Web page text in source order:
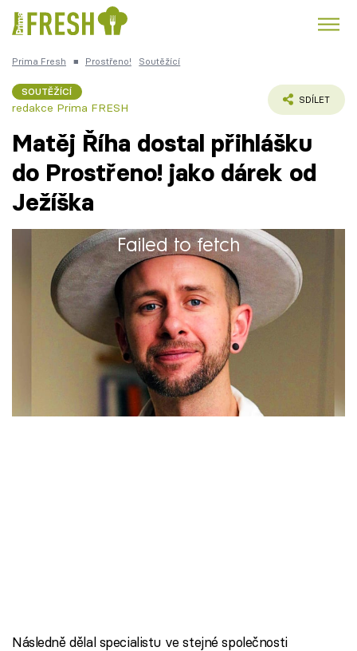
Česká kuchyně Čokoláda
Témata
Recepty
Články
TV Program
Škola vaření
Recepty z TV
Sledujte nás
Prima Fresh ■ Prostřeno! Soutěžící
SOUTĚŽÍCÍ
redakce Prima FRESH
SDÍLET
Matěj Říha dostal přihlášku
do Prostřeno! jako dárek od
Ježíška
Failed to fetch
Matěj (36) studoval na České zemědělské
Univerzitě v Suchdole, kde získal titul bakalář.
Pracoval jako obchodní manažer v
nadnárodní společnosti, která pronajímá
Následně dělal specialistu ve stejné společnosti